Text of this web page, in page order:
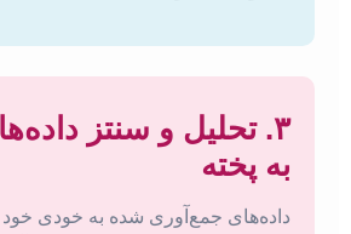
۳. تحلیل و سنتز
به پخته
داده‌های جمع‌آوری شده به خودی خود